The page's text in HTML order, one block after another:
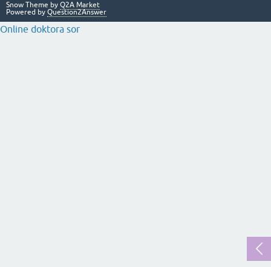
Snow Theme by Q2A Market
Powered by Question2Answer
Online doktora sor